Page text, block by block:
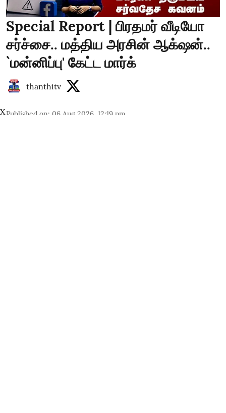
Special Report | பிரதமர் வீடியோ
சர்ச்சை.. மத்திய அரசின் ஆக்‌ஷன்..
`மன்னிப்பு' கேட்ட மார்க்
thanthitv
Published on: 06 Aug 2026, 12:19 pm
X